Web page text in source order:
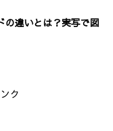
の違いとは？実写で図
ク